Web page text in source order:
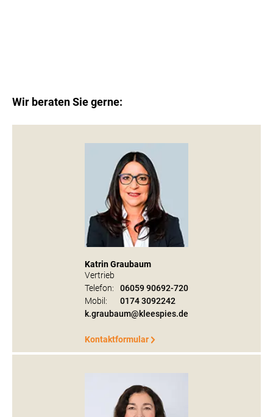
Wir beraten Sie gerne:
Katrin Graubaum
Vertrieb
Telefon:
06059 90692-720
Mobil:
0174 3092242
k.graubaum@kleespies.de
Kontaktformular